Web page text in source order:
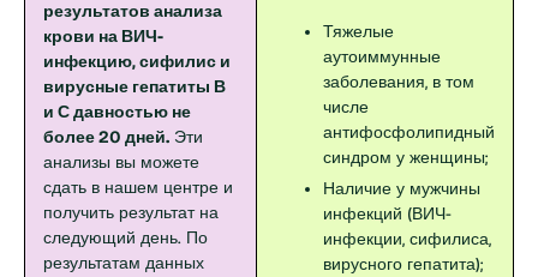
результатов анализа
крови на ВИЧ-
инфекцию, сифилис и
вирусные гепатиты В
и С давностью не
более 20 дней. Эти
анализы вы можете
сдать в нашем центре и
получить результат на
следующий день. По
результатам данных
Тяжелые
аутоиммунные
заболевания, в том
числе
антифосфолипидный
синдром у женщины;
Наличие у мужчины
инфекций (ВИЧ-
инфекции, сифилиса,
вирусного гепатита);